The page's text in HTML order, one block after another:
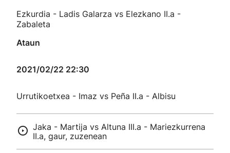
Ezkurdia - Ladis Galarza vs Elezkano II.a -
Zabaleta
Ataun
2021/02/22 22:30
Urrutikoetxea - Imaz vs Peña II.a - Albisu
Jaka - Martija vs Altuna III.a - Mariezkurrena
II.a, gaur, zuzenean